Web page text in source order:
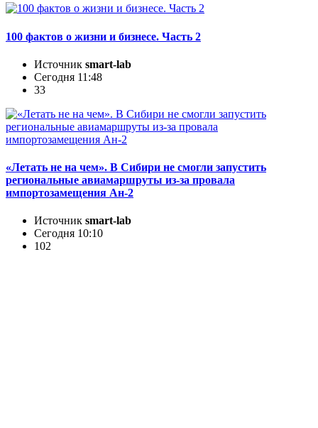
100 фактов о жизни и бизнесе. Часть 2
Источник smart-lab
Сегодня 11:48
33
«Летать не на чем». В Сибири не смогли запустить
региональные авиамаршруты из-за провала
импортозамещения Ан-2
Источник smart-lab
Сегодня 10:10
102